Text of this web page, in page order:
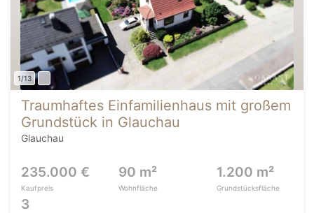
1/13
Traumhaftes Einfamilienhaus mit großem
Grundstück in Glauchau
Glauchau
235.000 €
Kaufpreis
90 m²
Wohnfläche
1.200 m²
Grundstücksfläche
3